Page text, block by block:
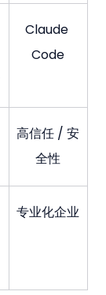
Claude
Code
高信任 / 安
全性
专业化企业